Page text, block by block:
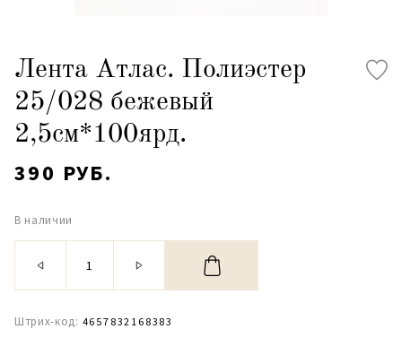
Лента Атлас. Полиэстер
25/028 бежевый
2,5см*100ярд.
390 РУБ.
В наличии
Штрих-код: 4657832168383